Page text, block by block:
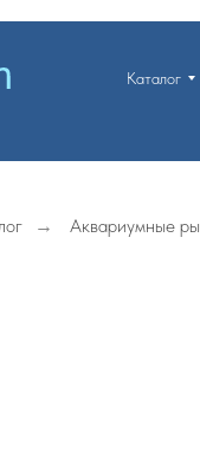
Каталог
→ Аквариумные